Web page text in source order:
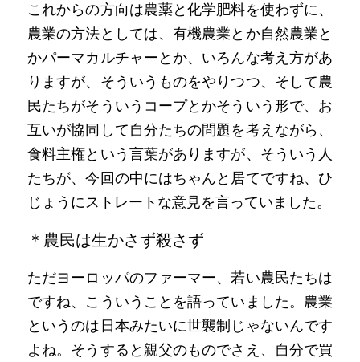
これからの方向は農薬と化学肥料を使わずに、
農業の方法としては、有機農業とか自然農業と
かパーマカルチャーとか、いろんな考え方があ
りますが、そういうものをやりつつ、そして農
民たちがそういうコープとかそういう形で、お
互いが協同して自分たちの問題を考えながら、
食料主権という言葉がありますが、そういう人
たちが、今回の中にはちゃんと居てですね、ひ
じょうにストレートな意見を言っていました。
＊農民は生かさず殺さず
ただヨーロッパのファーマー、若い農民たちは
ですね、こういうことを語っていました。農業
というのは日本みたいに世襲制じゃないんです
よね。そうすると親父のものでさえ、自分で買